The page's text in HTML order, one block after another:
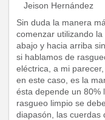
Jeison Hernández
Sin duda la manera
comenzar utilizando
abajo y hacia arriba
si hablamos de
eléctrica, a mi
en este caso, es la
ésta depende un 80%
rasgueo limpio se
diapasón, las cuerdas